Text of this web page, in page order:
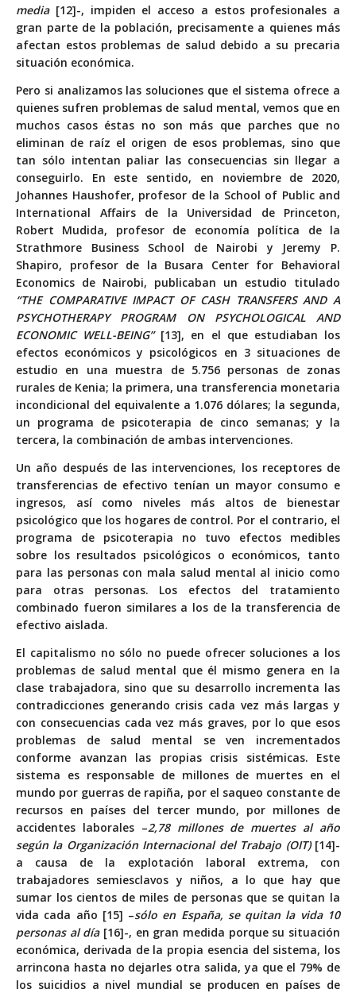
media[12]-, impiden el acceso a estos profesionales a
gran parte de la población, precisamente a quienes más
afectan estos problemas de salud debido a su precaria
situación económica.
Pero si analizamos las soluciones que el sistema ofrece a
quienes sufren problemas de salud mental, vemos que en
muchos casos éstas no son más que parches que no
eliminan de raíz el origen de esos problemas, sino que
tan sólo intentan paliar las consecuencias sin llegar a
conseguirlo. En este sentido, en noviembre de 2020,
Johannes Haushofer, profesor de la School of Public and
International Affairs de la Universidad de Princeton,
Robert Mudida, profesor de economía política de la
Strathmore Business School de Nairobi y Jeremy P.
Shapiro, profesor de la Busara Center for Behavioral
Economics de Nairobi, publicaban un estudio titulado
“THE COMPARATIVE IMPACT OF CASH TRANSFERS AND A
PSYCHOTHERAPY PROGRAM ON PSYCHOLOGICAL AND
ECONOMIC WELL-BEING” [13], en el que estudiaban los
efectos económicos y psicológicos en 3 situaciones de
estudio en una muestra de 5.756 personas de zonas
rurales de Kenia; la primera, una transferencia monetaria
incondicional del equivalente a 1.076 dólares; la segunda,
un programa de psicoterapia de cinco semanas; y la
tercera, la combinación de ambas intervenciones.
Un año después de las intervenciones, los receptores de
transferencias de efectivo tenían un mayor consumo e
ingresos, así como niveles más altos de bienestar
psicológico que los hogares de control. Por el contrario, el
programa de psicoterapia no tuvo efectos medibles
sobre los resultados psicológicos o económicos, tanto
para las personas con mala salud mental al inicio como
para otras personas. Los efectos del tratamiento
combinado fueron similares a los de la transferencia de
efectivo aislada.
El capitalismo no sólo no puede ofrecer soluciones a los
problemas de salud mental que él mismo genera en la
clase trabajadora, sino que su desarrollo incrementa las
contradicciones generando crisis cada vez más largas y
con consecuencias cada vez más graves, por lo que esos
problemas de salud mental se ven incrementados
conforme avanzan las propias crisis sistémicas. Este
sistema es responsable de millones de muertes en el
mundo por guerras de rapiña, por el saqueo constante de
recursos en países del tercer mundo, por millones de
accidentes laborales –2,78 millones de muertes al año
según la Organización Internacional del Trabajo (OIT)[14]-
a causa de la explotación laboral extrema, con
trabajadores semiesclavos y niños, a lo que hay que
sumar los cientos de miles de personas que se quitan la
vida cada año [15] –sólo en España, se quitan la vida 10
personas al día [16]-, en gran medida porque su situación
económica, derivada de la propia esencia del sistema, los
arrincona hasta no dejarles otra salida, ya que el 79% de
los suicidios a nivel mundial se producen en países de